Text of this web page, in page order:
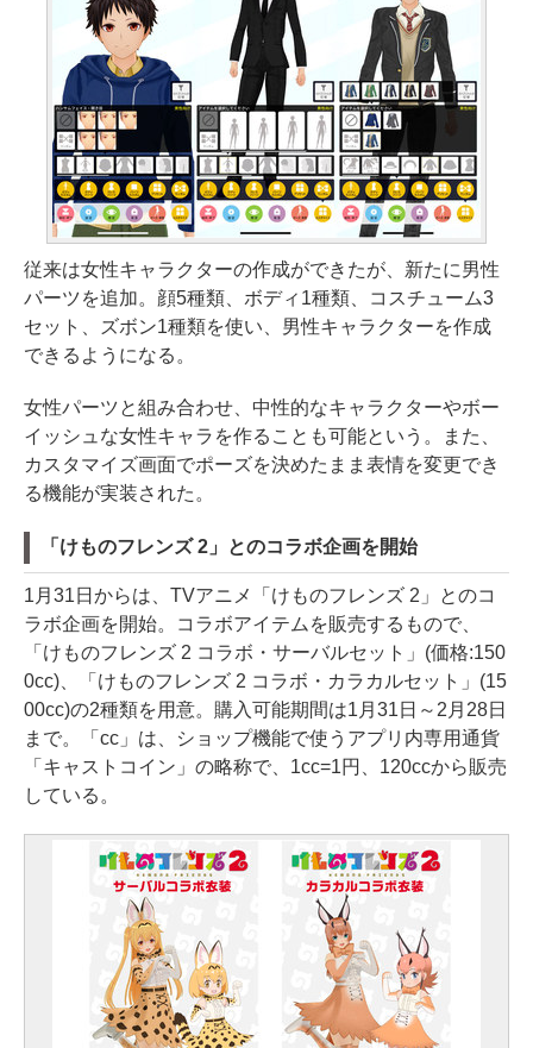
従来は女性キャラクターの作成ができたが、新たに男性
パーツを追加。顔5種類、ボディ1種類、コスチューム3
セット、ズボン1種類を使い、男性キャラクターを作成
できるようになる。
女性パーツと組み合わせ、中性的なキャラクターやボー
イッシュな女性キャラを作ることも可能という。また、
カスタマイズ画面でポーズを決めたまま表情を変更でき
る機能が実装された。
「けものフレンズ 2」とのコラボ企画を開始
1月31日からは、TVアニメ「けものフレンズ 2」とのコ
ラボ企画を開始。コラボアイテムを販売するもので、
「けものフレンズ 2 コラボ・サーバルセット」(価格:150
0cc)、「けものフレンズ 2 コラボ・カラカルセット」(15
00cc)の2種類を用意。購入可能期間は1月31日～2月28日
まで。「cc」は、ショップ機能で使うアプリ内専用通貨
「キャストコイン」の略称で、1cc=1円、120ccから販売
している。